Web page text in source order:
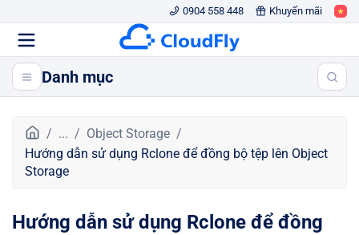
0904 558 448 Khuyến mãi
Danh mục
r
a
c
...
Object Storage
Hướng dẫn sử dụng Rclone để đồng bộ tệp lên Object
Storage
Hướng dẫn sử dụng Rclone để đồng